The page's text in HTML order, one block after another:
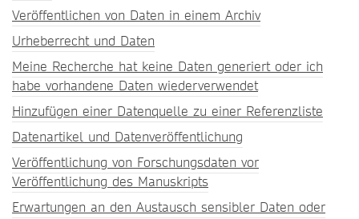
Veröffentlichen von Daten in einem Archiv
Urheberrecht und Daten
Meine Recherche hat keine Daten generiert oder ich
habe vorhandene Daten wiederverwendet
Hinzufügen einer Datenquelle zu einer Referenzliste
Datenartikel und Datenveröffentlichung
Veröffentlichung von Forschungsdaten vor
Veröffentlichung des Manuskripts
Erwartungen an den Austausch sensibler Daten oder